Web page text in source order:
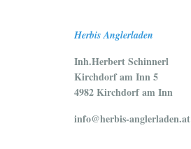
Herbis Anglerladen
Inh.Herbert Schinnerl
Kirchdorf am Inn 5
4982 Kirchdorf am Inn
info@herbis-anglerladen.at